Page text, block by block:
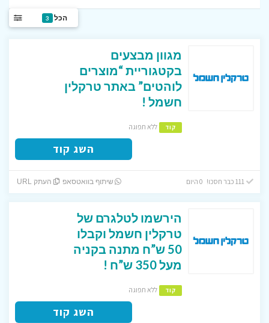
הכל 3
מגוון מבצעים
בקטגוריית “מוצרים
לוהטים” באתר טרקלין
חשמל !
קוד ללא תפוגה
השג קוד
שיתוף בוואטסאפ העתק URL
הירשמו לטלגרם של
טרקלין חשמל וקבלו
50 ש”ח מתנה בקניה
מעל 350 ש”ח !
קוד ללא תפוגה
השג קוד